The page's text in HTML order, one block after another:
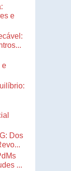
e
e
Dos
...